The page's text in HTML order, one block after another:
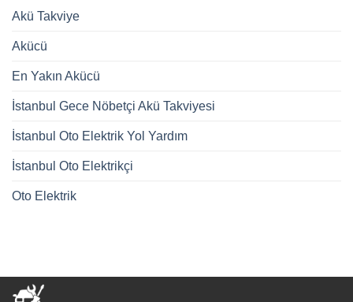
Akü Takviye
Akücü
En Yakın Akücü
İstanbul Gece Nöbetçi Akü Takviyesi
İstanbul Oto Elektrik Yol Yardım
İstanbul Oto Elektrikçi
Oto Elektrik